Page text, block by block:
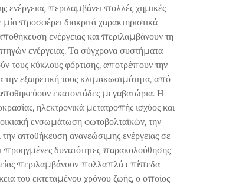
περιλαμβάνει πολλές χημικές
προσφέρει διακριτά χαρακτηριστικά
ενέργειας και περιλαμβάνουν τη
ενέργειας. Τα σύγχρονα συστήματα
τους κύκλους φόρτισης, αποτρέπουν την
εξαιρετική τους κλιμακωσιμότητα, από
εκατοντάδες μεγαβατώρια. Η
ηλεκτρονικά μετατροπής ισχύος και
ενσωμάτωση φωτοβολταϊκών, την
αποθήκευση ανανεώσιμης ενέργειας σε
προηγμένες δυνατότητες παρακολούθησης
περιλαμβάνουν πολλαπλά επίπεδα
του εκτεταμένου χρόνου ζωής, ο οποίος